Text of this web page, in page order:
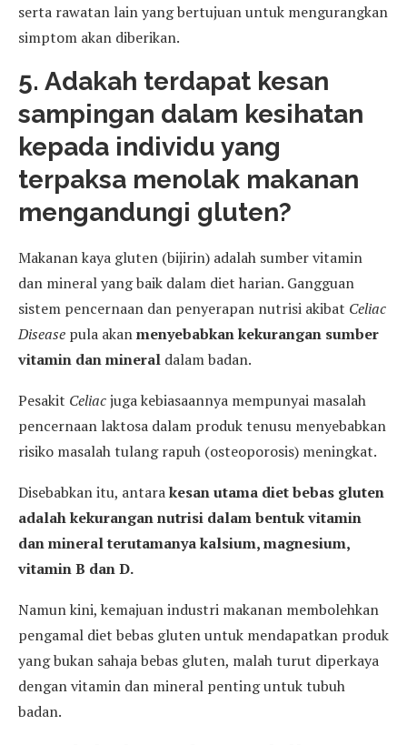
serta rawatan lain yang bertujuan untuk mengurangkan
simptom akan diberikan.
5. Adakah terdapat kesan
sampingan dalam kesihatan
kepada individu yang
terpaksa menolak makanan
mengandungi gluten?
Makanan kaya gluten (bijirin) adalah sumber vitamin
dan mineral yang baik dalam diet harian. Gangguan
sistem pencernaan dan penyerapan nutrisi akibat Celiac
Disease pula akanmenyebabkan kekurangan sumber
vitamin dan mineral dalam badan.
Pesakit Celiacjuga kebiasaannya mempunyai masalah
pencernaan laktosa dalam produk tenusu menyebabkan
risiko masalah tulang rapuh (osteoporosis) meningkat.
Disebabkan itu, antarakesan utama diet bebas gluten
adalah kekurangan nutrisi dalam bentuk vitamin
dan mineral terutamanya kalsium, magnesium,
vitamin B dan D.
Namun kini, kemajuan industri makanan membolehkan
pengamal diet bebas gluten untuk mendapatkan produk
yang bukan sahaja bebas gluten, malah turut diperkaya
dengan vitamin dan mineral penting untuk tubuh
badan.